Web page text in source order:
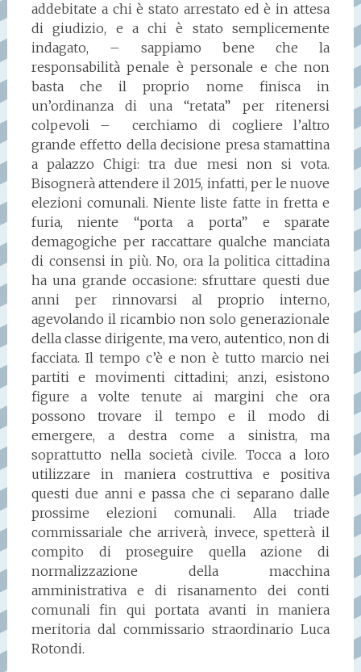
addebitate a chi è stato arrestato ed è in attesa
di giudizio, e a chi è stato semplicemente
indagato, – sappiamo bene che la
responsabilità penale è personale e che non
basta che il proprio nome finisca in
un’ordinanza di una “retata” per ritenersi
colpevoli – cerchiamo di cogliere l’altro
grande effetto della decisione presa stamattina
a palazzo Chigi: tra due mesi non si vota.
Bisognerà attendere il 2015, infatti, per le nuove
elezioni comunali. Niente liste fatte in fretta e
furia, niente “porta a porta” e sparate
demagogiche per raccattare qualche manciata
di consensi in più. No, ora la politica cittadina
ha una grande occasione: sfruttare questi due
anni per rinnovarsi al proprio interno,
agevolando il ricambio non solo generazionale
della classe dirigente, ma vero, autentico, non di
facciata. Il tempo c’è e non è tutto marcio nei
partiti e movimenti cittadini; anzi, esistono
figure a volte tenute ai margini che ora
possono trovare il tempo e il modo di
emergere, a destra come a sinistra, ma
soprattutto nella società civile. Tocca a loro
utilizzare in maniera costruttiva e positiva
questi due anni e passa che ci separano dalle
prossime elezioni comunali. Alla triade
commissariale che arriverà, invece, spetterà il
compito di proseguire quella azione di
normalizzazione della macchina
amministrativa e di risanamento dei conti
comunali fin qui portata avanti in maniera
meritoria dal commissario straordinario Luca
Rotondi.